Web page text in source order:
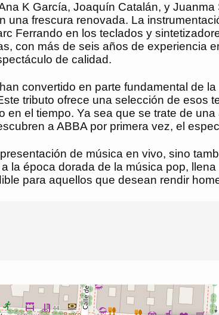
K García, Joaquín Catalán, y
una frescura renovada. La
Ferrando en los teclados y
con más de seis años de experiencia
de calidad.
convertido en parte fundamental de
tributo ofrece una selección de esos
en el tiempo. Ya sea que se trate de
a ABBA por primera vez, el
de música en vivo, sino
la época dorada de la música pop,
para aquellos que desean rendir